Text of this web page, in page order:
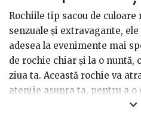
Rochiile tip sacou de
senzuale și extravagante,
adesea la evenimente mai
de rochie chiar și la o nuntă,
ziua ta. Această rochie va
atenție asupra ta, pentru a
un make-up mai deosebit cu